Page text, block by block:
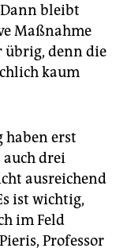
bleibt
Maßnahme
übrig, denn die
kaum
haben erst
auch drei
ausreichend
ist wichtig,
im Feld
Professor